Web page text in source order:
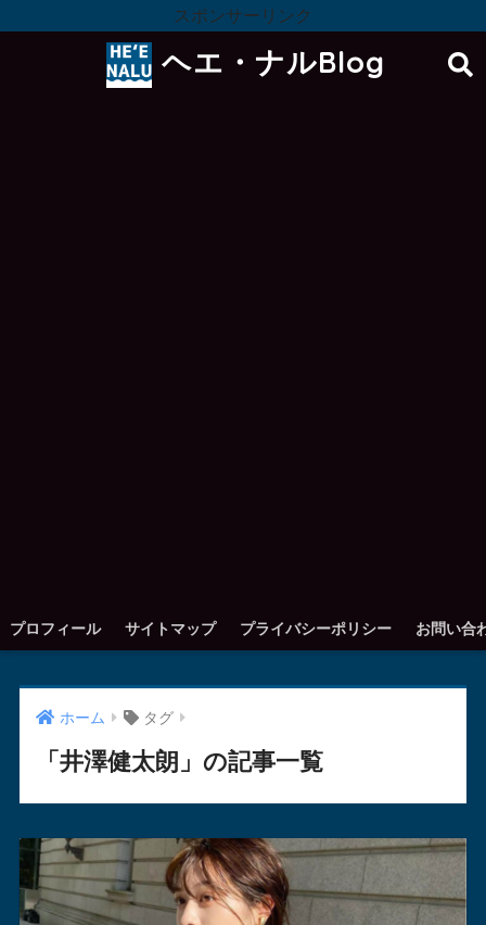
スポンサーリンク
ヘエ・ナルBlog
プロフィール サイトマップ プライバシーポリシー お問い合
ホーム タグ
「井澤健太朗」の記事一覧